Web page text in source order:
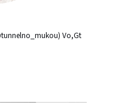
Vo,Gt